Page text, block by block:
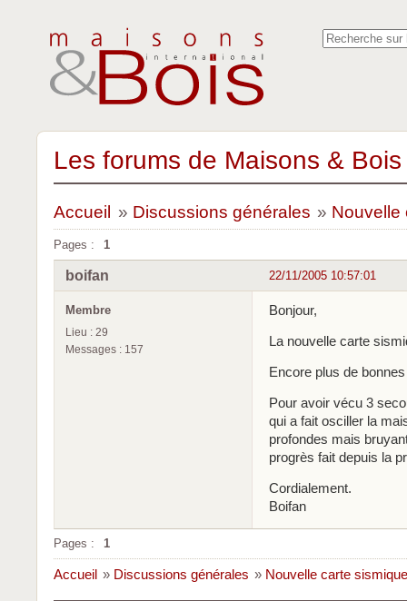
Les forums de Maisons &
Accueil » Discussions générales » Nouvelle
Pages : 1
22/11/2005 10:57:01
boifan
Membre
Lieu : 29
Messages : 157
Bonjour,
La nouvelle carte
Encore plus de
Pour avoir vécu 3
qui a fait osciller la
profondes mais
progrès fait depuis la
Cordialement.
Boifan
Pages : 1
Accueil » Discussions générales » Nouvelle carte sismique